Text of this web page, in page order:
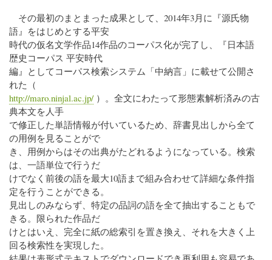
その最初のまとまった成果として、2014年3月に『源氏物
語』をはじめとする平安
時代の仮名文学作品14作品のコーパス化が完了し、『日本語
歴史コーパス 平安時代
編』としてコーパス検索システム「中納言」に載せて公開さ
れた（
http://maro.ninjal.ac.jp/）。全文にわたって形態素解析済みの古
典本文を人手
で修正した単語情報が付いているため、辞書見出しから全て
の用例を見ることがで
き、用例からはその出典がたどれるようになっている。検索
は、一語単位で行うだ
けでなく前後の語を最大10語まで組み合わせて詳細な条件指
定を行うことができる。
見出しのみならず、特定の品詞の語を全て抽出することもで
きる。限られた作品だ
けとはいえ、完全に紙の総索引を置き換え、それを大きく上
回る検索性を実現した。